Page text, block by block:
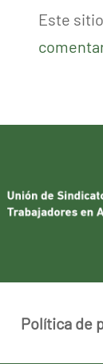
Este
Política de